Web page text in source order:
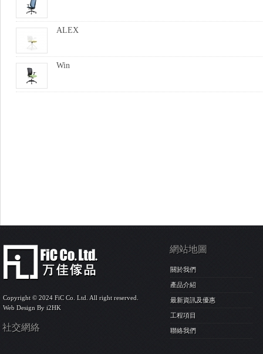
ALEX
Win
Copyright © 2024 FiC Co. Ltd. All right reserved.
Web Design By i2HK
社交網絡
網站地圖
關於我們
產品介紹
最新資訊及優惠
工程項目
聯絡我們